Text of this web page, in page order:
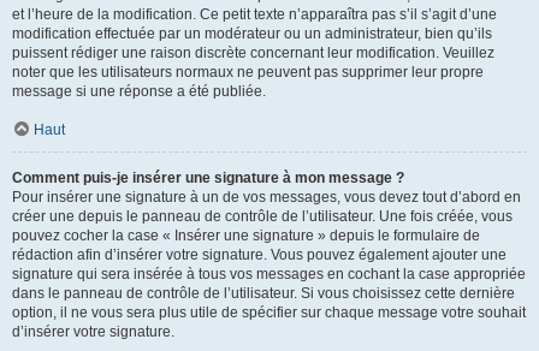
et l’heure de la modification. Ce petit texte n’apparaîtra pas s’il s’agit d’une
modification effectuée par un modérateur ou un administrateur, bien qu’ils
puissent rédiger une raison discrète concernant leur modification. Veuillez
noter que les utilisateurs normaux ne peuvent pas supprimer leur propre
message si une réponse a été publiée.
Haut
Comment puis-je insérer une signature à mon message ?
Pour insérer une signature à un de vos messages, vous devez tout d’abord en
créer une depuis le panneau de contrôle de l’utilisateur. Une fois créée, vous
pouvez cocher la case « Insérer une signature » depuis le formulaire de
rédaction afin d’insérer votre signature. Vous pouvez également ajouter une
signature qui sera insérée à tous vos messages en cochant la case appropriée
dans le panneau de contrôle de l’utilisateur. Si vous choisissez cette dernière
option, il ne vous sera plus utile de spécifier sur chaque message votre souhait
d’insérer votre signature.